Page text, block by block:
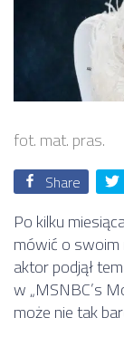
fot. mat. pras.
Share
Po kilku
mówić o swoim
aktor podjął
w „MSNBC’s
może nie tak